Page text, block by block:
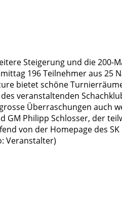
Steigerung und die 200-
196 Teilnehmer aus 25
bietet schöne
veranstaltenden Schachklub
Überraschungen auch
Philipp Schlosser, der
von der Homepage des
Veranstalter)